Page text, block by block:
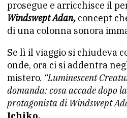
prosegue e arricchisce il
Windswept Adan, concept
di una colonna sonora
Se lì il viaggio si chiudeva
onde, ora ci si addentra
mistero. “Luminescent
domanda: cosa accade dopo
protagonista di Windswept